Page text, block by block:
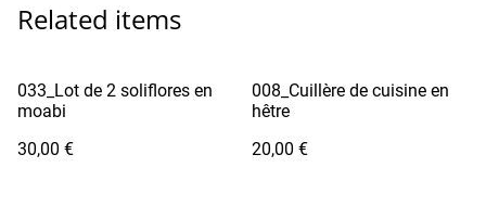
Related items
033_Lot de 2 soliflores en
moabi
30,00 €
008_Cuillère de cuisine en
hêtre
20,00 €